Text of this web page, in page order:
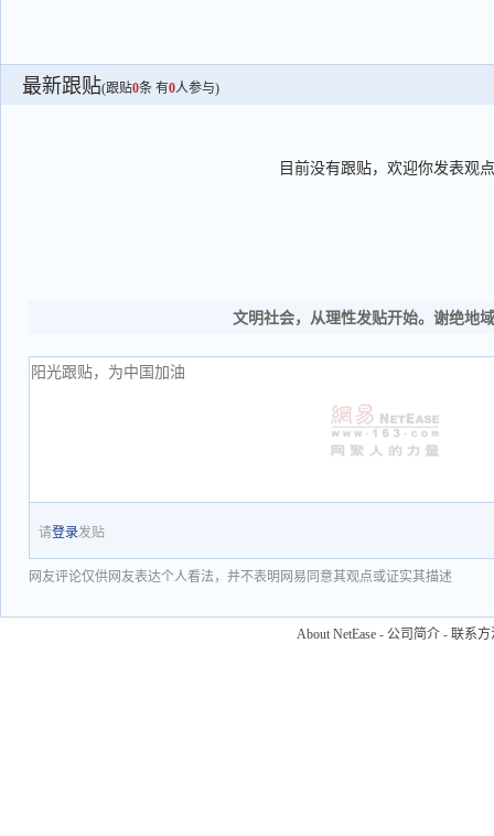
最新跟贴(跟贴0条 有0人参与)
目前没有跟贴，欢迎你发表观点
文明社会，从理性发贴开始。谢绝地
请登录发贴
网友评论仅供网友表达个人看法，并不表明网易同意其观点或证实其描述
About NetEase - 公司简介 - 联系方